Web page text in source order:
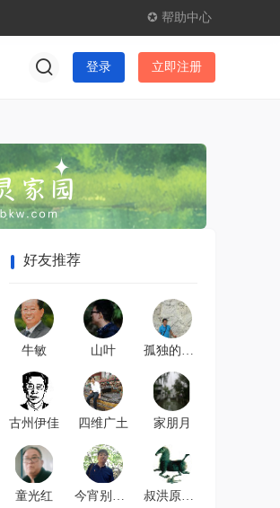
✪ 帮助中心
登录 立即注册
好友推荐
牛敏 山叶 孤独的小男孩
古州伊佳 四维广土 家朋月
童光红 今宵别梦多 叔洪原创文学